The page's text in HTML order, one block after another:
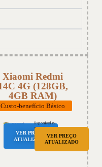
Xiaomi Redmi
4G (128GB,
4GB RAM)
Custo-benefício Básico
VER PREÇO
ATUALIZADO
VER PREÇO
ATUALIZADO